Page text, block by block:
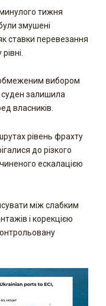
тижня
змушені
ставки перевезання
вибором
суден залишила
власників.
рівень фрахту
до різкого
ескалацією
між слабким
і корекцією